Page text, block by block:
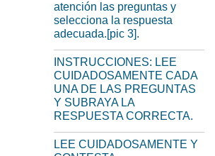
atención las preguntas y
selecciona la respuesta
adecuada.[pic 3].
INSTRUCCIONES: LEE
CUIDADOSAMENTE CADA
UNA DE LAS PREGUNTAS
Y SUBRAYA LA
RESPUESTA CORRECTA.
LEE CUIDADOSAMENTE Y